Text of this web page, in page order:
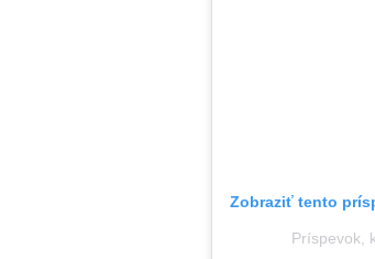
Zobraziť tento
Príspevok,